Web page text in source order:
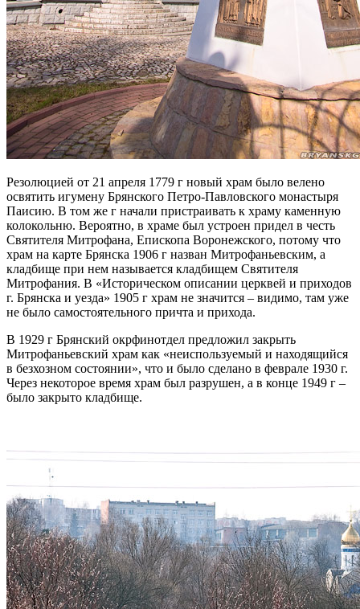
Резолюцией от 21 апреля 1779 г новый храм было велено
освятить игумену Брянского Петро-Павловского монастыря
Паисию. В том же г начали пристраивать к храму каменную
колокольню. Вероятно, в храме был устроен придел в честь
Святителя Митрофана, Епископа Воронежского, потому что
храм на карте Брянска 1906 г назван Митрофаньевским, а
кладбище при нем называется кладбищем Святителя
Митрофания. В «Историческом описании церквей и приходов
г. Брянска и уезда» 1905 г храм не значится – видимо, там уже
не было самостоятельного причта и прихода.
В 1929 г Брянский окрфинотдел предложил закрыть
Митрофаньевский храм как «неиспользуемый и находящийся
в безхозном состоянии», что и было сделано в феврале 1930 г.
Через некоторое время храм был разрушен, а в конце 1949 г –
было закрыто кладбище.